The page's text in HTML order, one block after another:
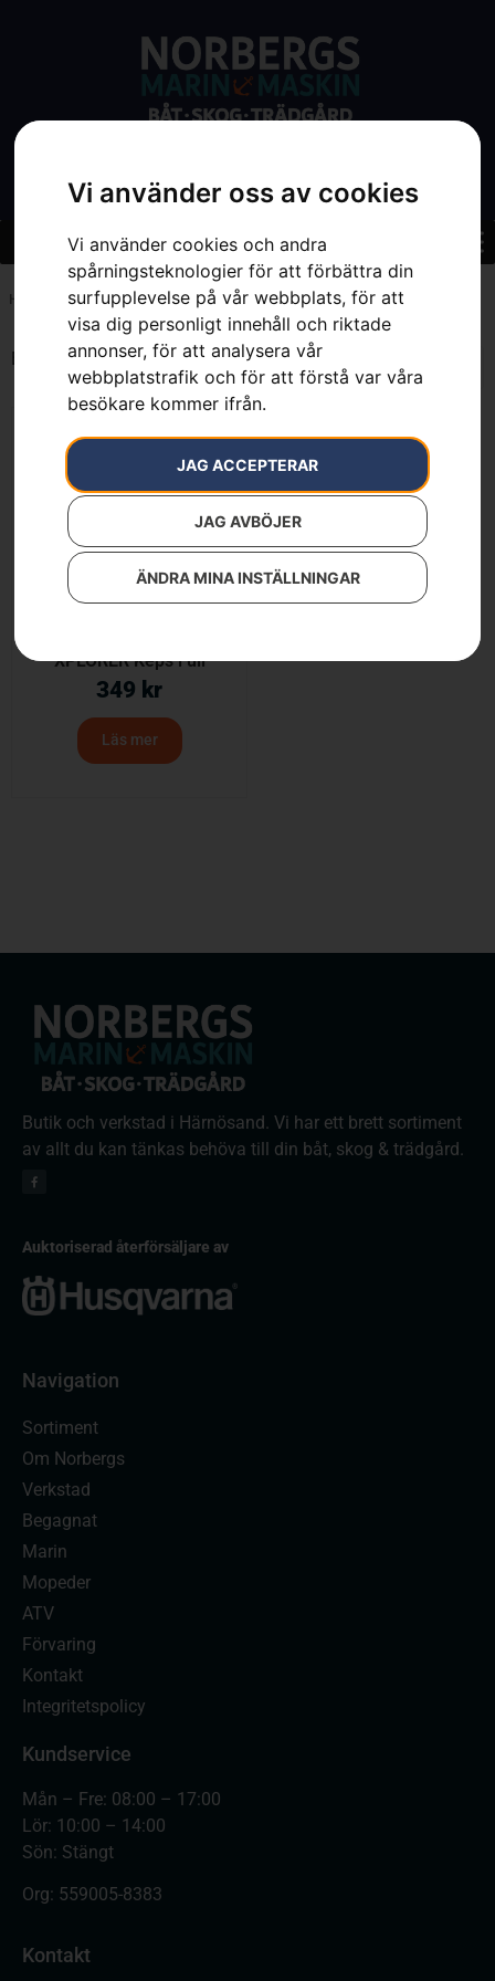
Vi använder oss av cookies
Vi använder cookies och andra
spårningsteknologier för att förbättra din
surfupplevelse på vår webbplats, för att
visa dig personligt innehåll och riktade
annonser, för att analysera vår
webbplatstrafik och för att förstå var våra
besökare kommer ifrån.
JAG ACCEPTERAR
JAG AVBÖJER
ÄNDRA MINA INSTÄLLNINGAR
Hem 7392930284135
Endast ett sökresultat
XPLORER Keps i ull
349 kr
Läs mer
Butik och verkstad i Härnösand. Vi har ett brett sortiment
av allt du kan tänkas behöva till din båt, skog & trädgård.
Auktoriserad återförsäljare av
Navigation
Sortiment
Om Norbergs
Verkstad
Begagnat
Marin
Mopeder
ATV
Förvaring
Kontakt
Integritetspolicy
Kundservice
Mån – Fre: 08:00 – 17:00
Lör: 10:00 – 14:00
Sön: Stängt
Org: 559005-8383
Kontakt